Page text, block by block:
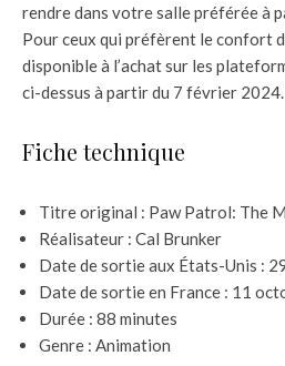
rendre dans votre salle préférée à
Pour ceux qui préfèrent le confort
disponible à l’achat sur les
ci-dessus à partir du 7 février 2024.
Fiche technique
Titre original : Paw Patrol: The
Réalisateur : Cal Brunker
Date de sortie aux États-Unis :
Date de sortie en France : 11
Durée : 88 minutes
Genre : Animation